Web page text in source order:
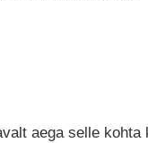
aega selle kohta